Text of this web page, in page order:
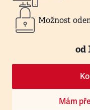
Možnost
od
Mám